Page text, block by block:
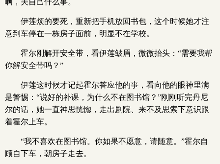
啊，关自己什么事。
伊莲烦的要死，重新把手机放回书包，这个时候她才注
意到车停在一栋房子面前，明显不在学校。
霍尔刚解开安全带，看伊莲皱眉，微微抬头：“需要我帮
你解安全带吗？”
伊莲这时候才记起霍尔答应他的事，看向他的眼神里满
是警惕：“说好的补课，为什么不在图书馆？”刚刚听完丹尼
尔的话，她一直神思恍惚，走出剧院、来不及思索下意识跟
着霍尔上车。
“我不喜欢在图书馆。你如果不愿意，请随意。”霍尔自
顾自下车，朝房子走去。